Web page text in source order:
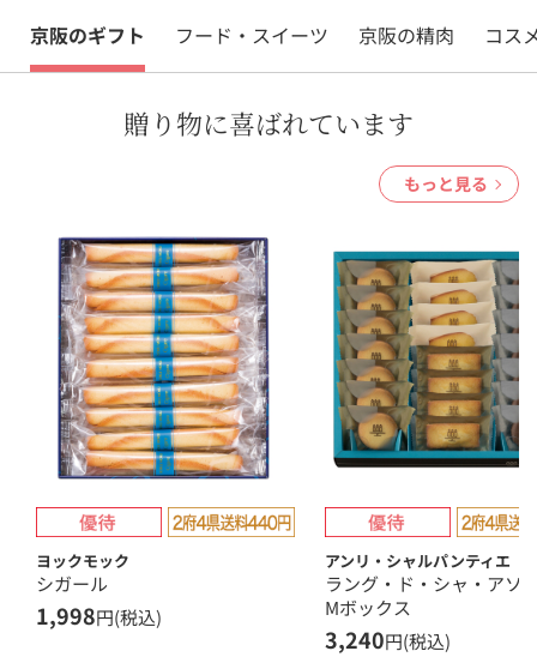
京阪のギフト フード・スイーツ 京阪の精肉 コス
贈り物に喜ばれています
もっと見る
ヨックモック
シガール
1,998円(税込)
アンリ・シャルパンティエ
ラング・ド・シャ・ア
Mボックス
3,240円(税込)